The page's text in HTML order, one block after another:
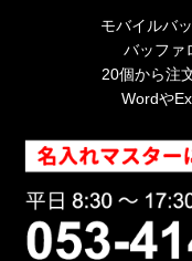
モバイルバ
バッファ
20個から注
Wordや